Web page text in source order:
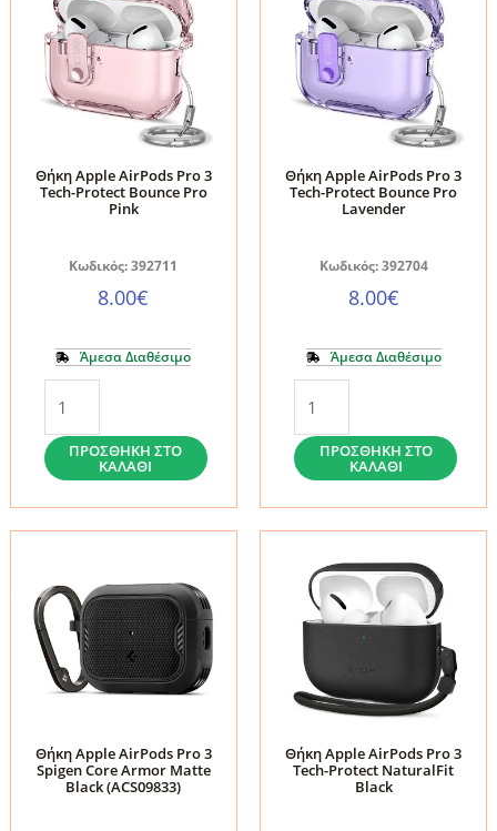
Bounce
Pro
Cosmic
Orange
Bounce
Pro
Matcha
Green
Θήκη Apple AirPods Pro 3
Tech-Protect Bounce Pro
Pink
Κωδικός: 392711
8.00€
Άμεσα Διαθέσιμο
AirPods
Pro
3
Tech-
Bounce
Pro
Pink
ποσότητα
ΠΡΟΣΘΉΚΗ ΣΤΟ
ΚΑΛΆΘΙ
Θήκη Apple AirPods Pro 3
Tech-Protect Bounce Pro
Lavender
Κωδικός: 392704
8.00€
Άμεσα Διαθέσιμο
AirPods
Pro
3
Tech-
Protect
Bounce
Pro
Lavender
ποσότητα
ΠΡΟΣΘΉΚΗ ΣΤΟ
ΚΑΛΆΘΙ
Θήκη Apple AirPods Pro 3
Spigen Core Armor Matte
Black (ACS09833)
Θήκη Apple AirPods Pro 3
Tech-Protect NaturalFit
Black